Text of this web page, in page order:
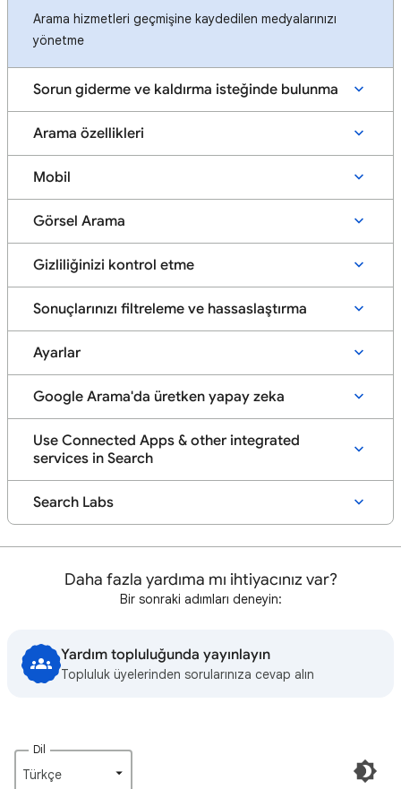
Arama hizmetleri geçmişine kaydedilen medyalarınızı
yönetme
Sorun giderme ve kaldırma isteğinde bulunma
Arama özellikleri
Mobil
Görsel Arama
Gizliliğinizi kontrol etme
Sonuçlarınızı filtreleme ve hassaslaştırma
Ayarlar
Google Arama'da üretken yapay zeka
Use Connected Apps & other integrated
services in Search
Search Labs
Daha fazla yardıma mı ihtiyacınız var?
Bir sonraki adımları deneyin:
Yardım topluluğunda yayınlayın
Topluluk üyelerinden sorularınıza cevap alın
Dil
Türkçe‎